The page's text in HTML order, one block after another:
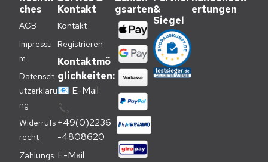
ches
AGB
Impressu
m
Datensch
utzerkläru
ng
Widerrufs
recht
Zahlungs
Kontakt
Kontakt
Registrieren
Kontaktmö
glichkeiten:
📧 E-Mail
📞
+49(0)2236
-4808620
E-Mail
gsarten&
Siegel
ertungen